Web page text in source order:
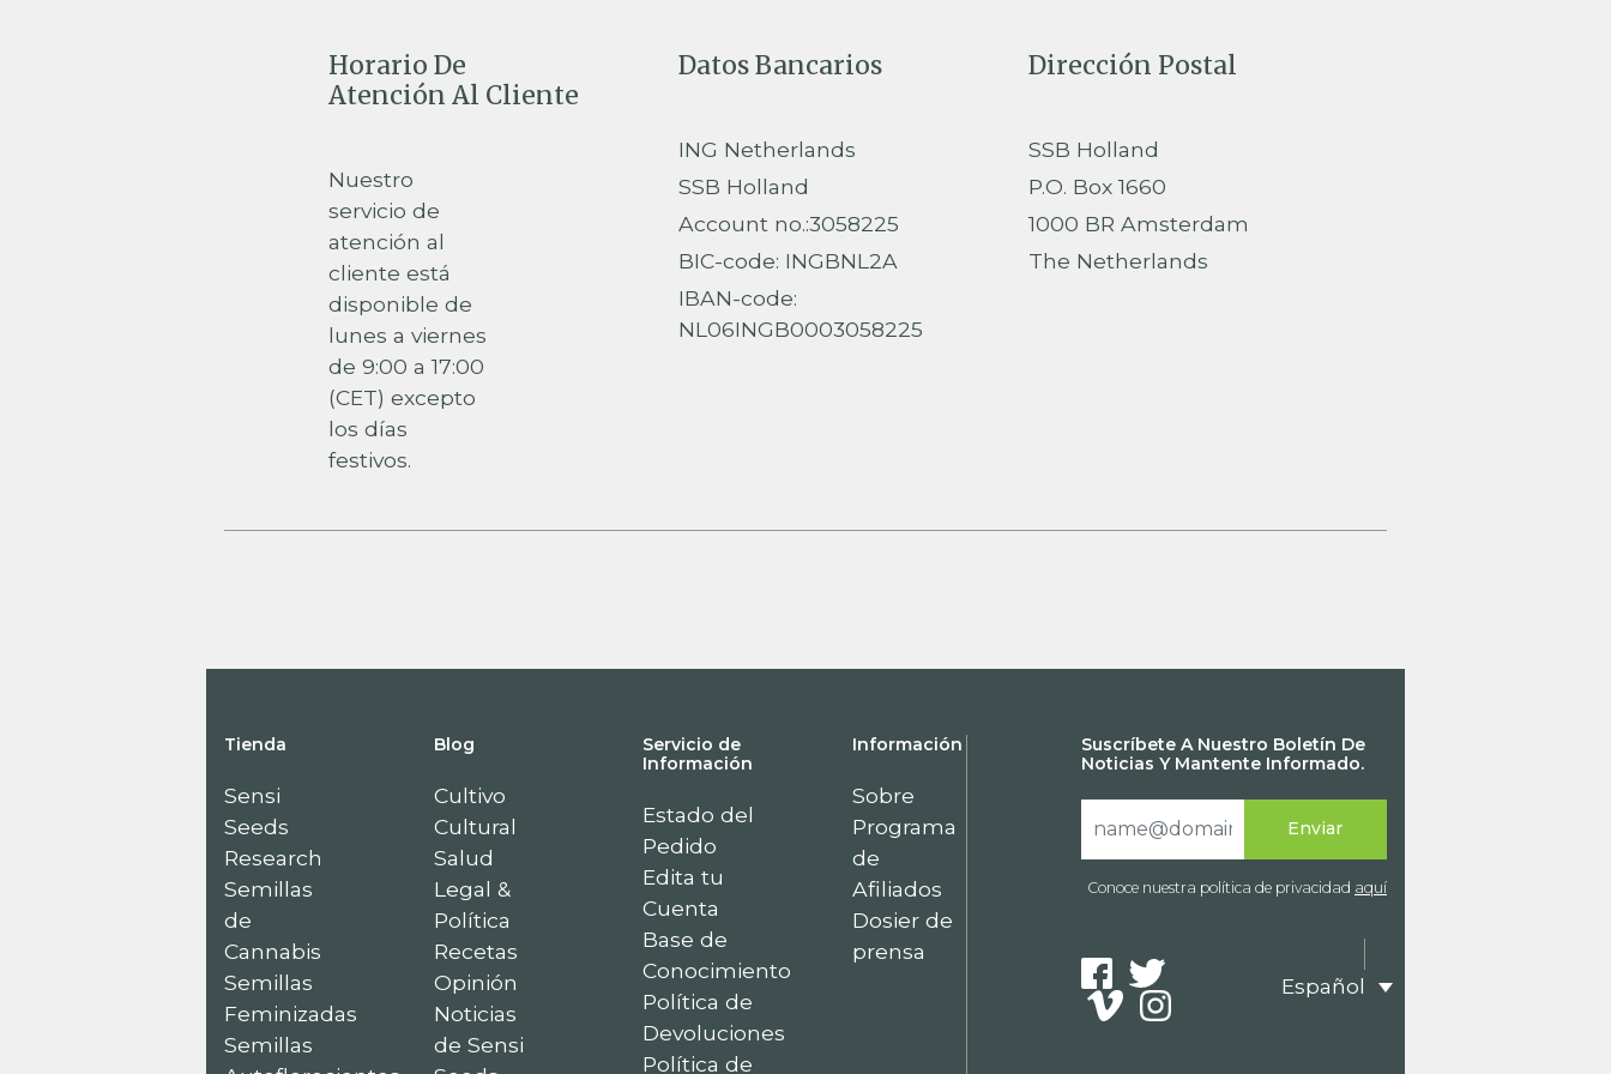
Horario De
Atención Al Cliente
Nuestro
servicio de
atención al
cliente está
disponible de
lunes a viernes
de 9:00 a 17:00
(CET) excepto
los días
festivos.
Datos Bancarios
ING Netherlands
SSB Holland
Account no.:3058225
BIC-code: INGBNL2A
IBAN-code:
NL06INGB0003058225
Dirección Postal
SSB Holland
P.O. Box 1660
1000 BR Amsterdam
The Netherlands
Tienda
Sensi
Seeds
Research
Semillas
de
Cannabis
Semillas
Feminizadas
Semillas
Blog
Cultivo
Cultural
Salud
Legal &
Política
Recetas
Opinión
Noticias
de Sensi
Servicio de
Información
Estado del
Pedido
Edita tu
Cuenta
Base de
Conocimiento
Política de
Devoluciones
Política de
Información
Sobre
Programa
de
Afiliados
Dosier de
prensa
Suscríbete A Nuestro Boletín De
Noticias Y Mantente Informado.
Conoce nuestra política de privacidad aquí
Español